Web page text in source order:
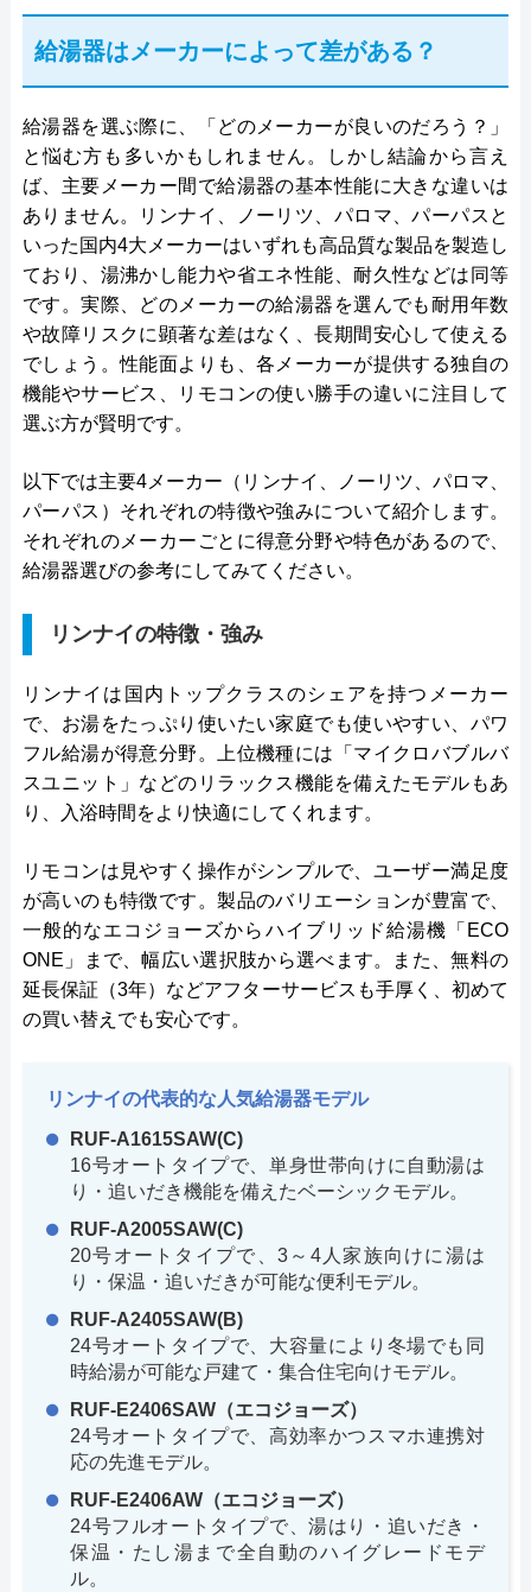
給湯器はメーカーによって差がある？
給湯器を選ぶ際に、「どのメーカーが良いのだろう？」
と悩む方も多いかもしれません。しかし結論から言え
ば、主要メーカー間で給湯器の基本性能に大きな違いは
ありません。リンナイ、ノーリツ、パロマ、パーパスと
いった国内4大メーカーはいずれも高品質な製品を製造し
ており、湯沸かし能力や省エネ性能、耐久性などは同等
です。実際、どのメーカーの給湯器を選んでも耐用年数
や故障リスクに顕著な差はなく、長期間安心して使える
でしょう。性能面よりも、各メーカーが提供する独自の
機能やサービス、リモコンの使い勝手の違いに注目して
選ぶ方が賢明です。
以下では主要4メーカー（リンナイ、ノーリツ、パロマ、
パーパス）それぞれの特徴や強みについて紹介します。
それぞれのメーカーごとに得意分野や特色があるので、
給湯器選びの参考にしてみてください。
リンナイの特徴・強み
リンナイは国内トップクラスのシェアを持つメーカー
で、お湯をたっぷり使いたい家庭でも使いやすい、パワ
フル給湯が得意分野。上位機種には「マイクロバブルバ
スユニット」などのリラックス機能を備えたモデルもあ
り、入浴時間をより快適にしてくれます。
リモコンは見やすく操作がシンプルで、ユーザー満足度
が高いのも特徴です。製品のバリエーションが豊富で、
一般的なエコジョーズからハイブリッド給湯機「ECO
ONE」まで、幅広い選択肢から選べます。また、無料の
延長保証（3年）などアフターサービスも手厚く、初めて
の買い替えでも安心です。
リンナイの代表的な人気給湯器モデル
RUF-A1615SAW(C)
16号オートタイプで、単身世帯向けに自動湯は
り・追いだき機能を備えたベーシックモデル。
RUF-A2005SAW(C)
20号オートタイプで、3～4人家族向けに湯は
り・保温・追いだきが可能な便利モデル。
RUF-A2405SAW(B)
24号オートタイプで、大容量により冬場でも同
時給湯が可能な戸建て・集合住宅向けモデル。
RUF-E2406SAW（エコジョーズ）
24号オートタイプで、高効率かつスマホ連携対
応の先進モデル。
RUF-E2406AW（エコジョーズ）
24号フルオートタイプで、湯はり・追いだき・
保温・たし湯まで全自動のハイグレードモデ
ル。